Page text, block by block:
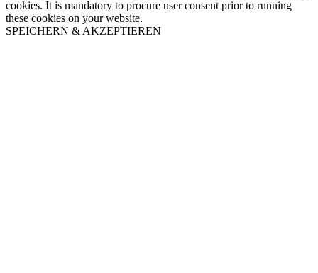
cookies. It is mandatory to procure user consent prior to running
these cookies on your website.
SPEICHERN & AKZEPTIEREN